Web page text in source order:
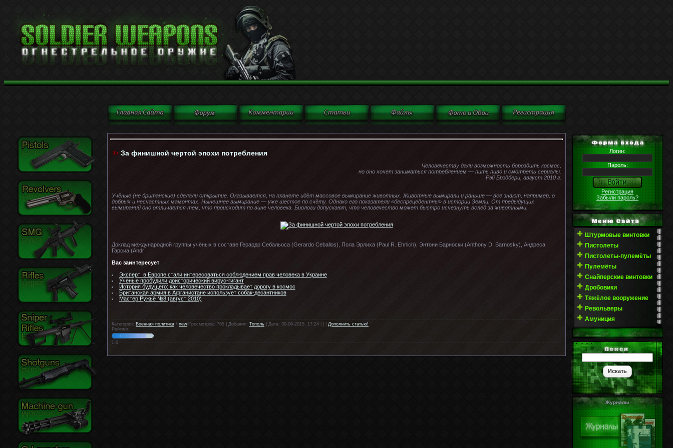
За финишной чертой эпохи потребления
Человечеству дали возможность бороздить космос,
но оно хочет заниматься потреблением — пить пиво и смотреть сериалы.
Рэй Брэдбери, август 2010 г.
Учёные (не британские) сделали открытие. Оказывается, на планете идёт массовое вымирание животных. Животные вымирали и раньше — все знают, например, о
добрых и несчастных мамонтах. Нынешнее вымирание — уже шестое по счёту. Однако его показатели «беспрецедентны» в истории Земли. От предыдущих
вымираний оно отличается тем, что происходит по вине человека. Биологи допускают, что человечество может быстро исчезнуть вслед за животными.
Доклад международной группы учёных в составе Герардо Себальоса (Gerardo Ceballos), Пола Эрлиха (Paul R. Ehrlich), Энтони Барноски (Anthony D. Barnosky), Андреса
Гарсиа (Andr
Вас заинтересует
Эксперт: в Европе стали интересоваться соблюдением прав человека в Украине
Ученые пробудили доисторический вирус-гигант
История будущего: как человечество прокладывает дорогу в космос
Британская армия в Афганистане использует собак-десантников
Мастер Ружьё №8 (август 2010)
Категория: Военная политика / new |Просмотров: 765 | Добавил: Тополь | Дата: 30-06-2015, 17:24 | | | Дополнить статью!
Рейтинг:
1 0
Логин:
Пароль:
Регистрация
Забыли пароль?
Штурмовые винтовки
Пистолеты
Пистолеты-пулемёты
Пулемёты
Снайперские винтовки
Дробовики
Тяжёлое вооружение
Револьверы
Амуниция
Журналы